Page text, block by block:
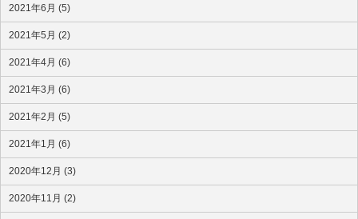
2021年6月 (5)
2021年5月 (2)
2021年4月 (6)
2021年3月 (6)
2021年2月 (5)
2021年1月 (6)
2020年12月 (3)
2020年11月 (2)